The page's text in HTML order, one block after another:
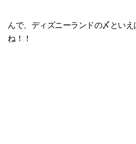
んで、ディズニーランドの〆とい
ね！！